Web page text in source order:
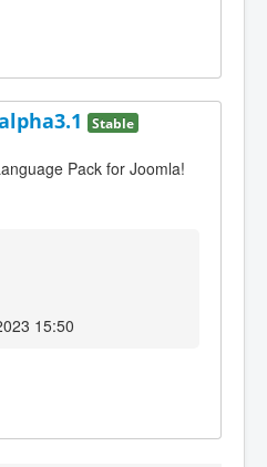
Stable
Pack for Joomla!
15:50